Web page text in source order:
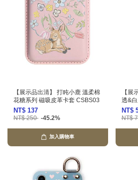
【展示品出清】 打盹小鹿 溫柔棉
花糖系列 磁吸皮革卡套 CSBS03
NT$ 137
NT$ 250 -45.2%
加入購物車
【展
透&
NT$
NT$